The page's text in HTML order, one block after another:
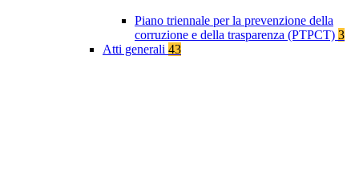
Piano triennale per la prevenzione della
corruzione e della trasparenza (PTPCT) 3
Atti generali 43